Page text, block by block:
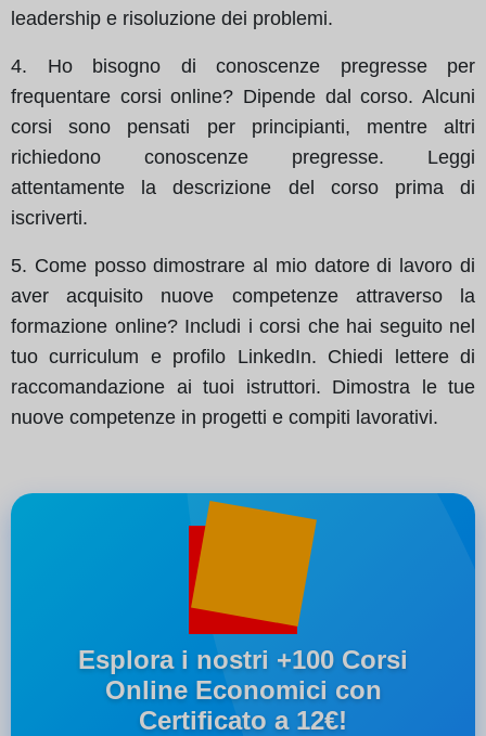
leadership e risoluzione dei problemi.
4. Ho bisogno di conoscenze pregresse per
frequentare corsi online? Dipende dal corso. Alcuni
corsi sono pensati per principianti, mentre altri
richiedono conoscenze pregresse. Leggi
attentamente la descrizione del corso prima di
iscriverti.
5. Come posso dimostrare al mio datore di lavoro di
aver acquisito nuove competenze attraverso la
formazione online? Includi i corsi che hai seguito nel
tuo curriculum e profilo LinkedIn. Chiedi lettere di
raccomandazione ai tuoi istruttori. Dimostra le tue
nuove competenze in progetti e compiti lavorativi.
Esplora i nostri +100 Corsi
Online Economici con
Certificato a 12€!